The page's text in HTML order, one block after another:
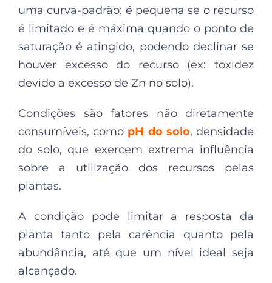
uma curva-padrão: é pequena se o recurso
é limitado e é máxima quando o ponto de
saturação é atingido, podendo declinar se
houver excesso do recurso (ex: toxidez
devido a excesso de Zn no solo).
Condições são fatores não diretamente
consumíveis, como pH do solo, densidade
do solo, que exercem extrema influência
sobre a utilização dos recursos pelas
plantas.
A condição pode limitar a resposta da
planta tanto pela carência quanto pela
abundância, até que um nível ideal seja
alcançado.